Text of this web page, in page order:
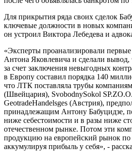
Для прикрытия ряда своих сделок
ключевые должности в новых
он устроил Виктора Лебедева и
«Эксперты проанализировали
Антона Яковлевича и сделали
за счет заключения невыгодных
в Европу составил порядка 140
что ЛТК поставляла трубы
(Швейцария), SvobodnySokol
GeotradeHandelsges (Австрия),
принадлежащим Антону Бабуцидзе,
ниже себестоимости и в разы ниже
отечественном рынке. Потом эти
продукцию на европейский рынок
аккумулируя прибыль у себя», -